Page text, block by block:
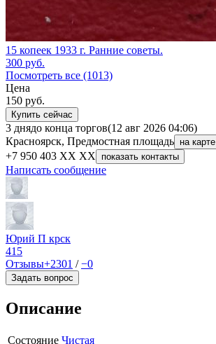
15 копеек 1933 г. Ранние советы.
300 руб.
Посмотреть все (1013)
Цена
150 руб.
Купить сейчас
3 днядо конца торгов(12 авг 2026 04:06)
Красноярск, Предмостная площадь на карте
+7 950 403 XX XX показать контакты
Написать сообщение
Юрий П крск
415
Отзывы+2301 /−0
Задать вопрос
Описание
Состояние Чистая